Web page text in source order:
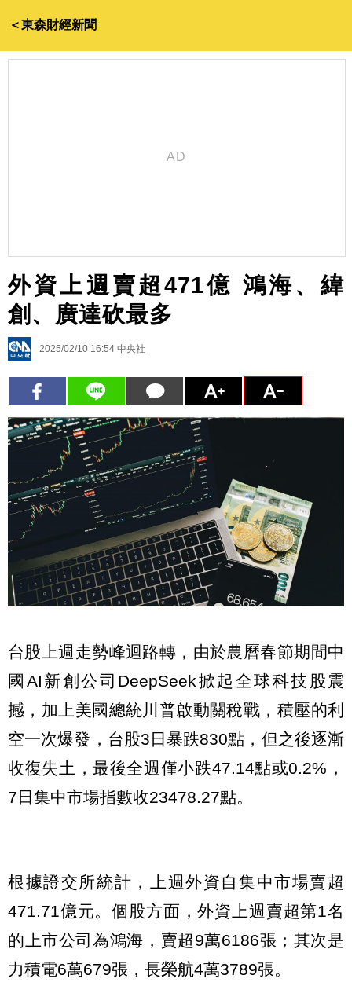
＜東森財經新聞
外資上週賣超471億 鴻海、緯
創、廣達砍最多
2025/02/10 16:54 中央社
台股上週走勢峰迴路轉，由於農曆春節期間中
國AI新創公司DeepSeek掀起全球科技股震
撼，加上美國總統川普啟動關稅戰，積壓的利
空一次爆發，台股3日暴跌830點，但之後逐漸
收復失土，最後全週僅小跌47.14點或0.2%，
7日集中市場指數收23478.27點。
根據證交所統計，上週外資自集中市場賣超
471.71億元。個股方面，外資上週賣超第1名
的上市公司為鴻海，賣超9萬6186張；其次是
力積電6萬679張，長榮航4萬3789張。